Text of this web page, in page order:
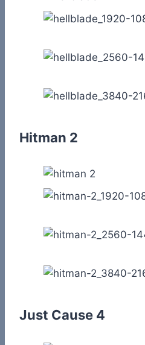
Hitman 2
Just Cause 4